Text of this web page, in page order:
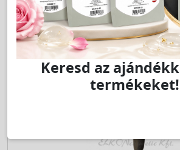
db
Keresd az
termékeket!